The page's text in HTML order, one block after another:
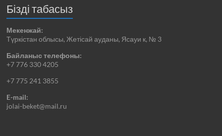
Бізді табасыз
Мекенжай:
Түркістан облысы, Жетісай ауданы, Ясауи к, № 3
Байланыс телефоны:
+7 776 330 4205
+7 775 241 3855
E-mail:
jolai-beket@mail.ru